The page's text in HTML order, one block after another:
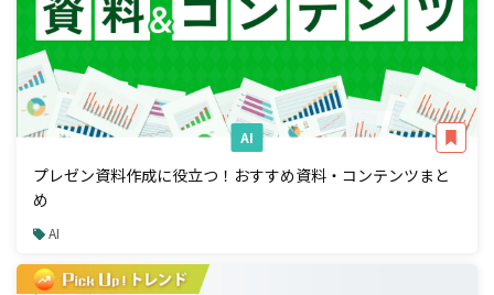
AI
プレゼン資料作成に役立つ！おすすめ資料・コンテンツまと
め
AI